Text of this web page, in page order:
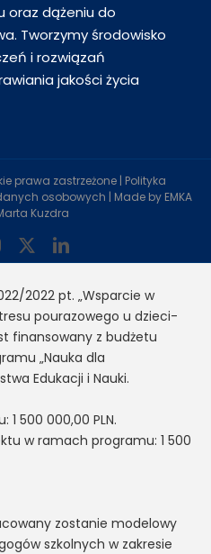
oraz dążeniu do
Tworzymy środowisko
i rozwiązań
jakości życia
prawa zastrzeżone | Polityka
osobowych | Made by EMKA
Kuzdra
Instagram LinkedIn
2022 pt. „Wsparcie w
pourazowego u dzieci-
finansowany z budżetu
„Nauka dla
Edukacji i Nauki.
1 500 000,00 PLN.
w ramach programu: 1 500
zostanie modelowy
szkolnych w zakresie